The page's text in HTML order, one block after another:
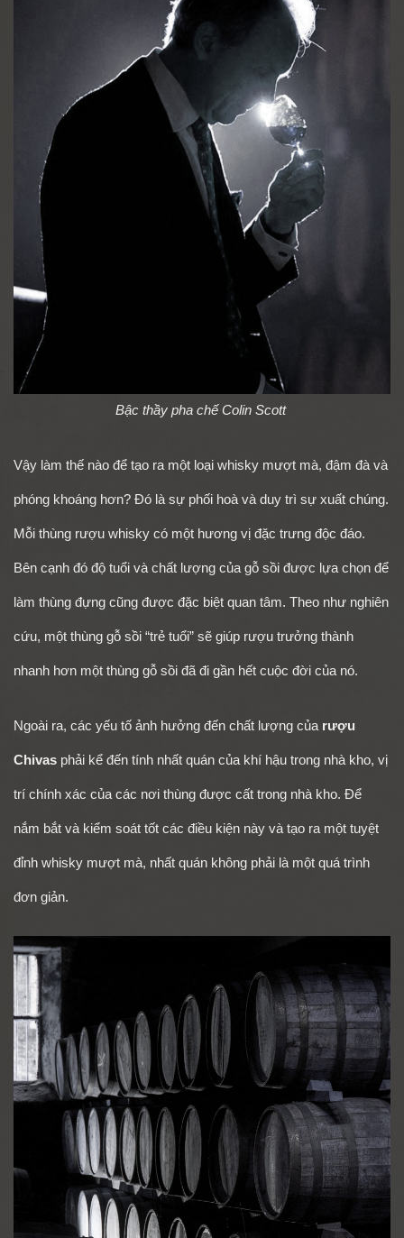
Bậc thầy pha chế Colin Scott
Vậy làm thế nào để tạo ra một loại whisky mượt mà, đậm đà và
phóng khoáng hơn? Đó là sự phối hoà và duy trì sự xuất chúng.
Mỗi thùng rượu whisky có một hương vị đặc trưng độc đáo.
Bên cạnh đó độ tuổi và chất lượng của gỗ sồi được lựa chọn để
làm thùng đựng cũng được đặc biệt quan tâm. Theo như nghiên
cứu, một thùng gỗ sồi “trẻ tuổi” sẽ giúp rượu trưởng thành
nhanh hơn một thùng gỗ sồi đã đi gần hết cuộc đời của nó.
Ngoài ra, các yếu tố ảnh hưởng đến chất lượng của rượu
Chivas phải kể đến tính nhất quán của khí hậu trong nhà kho, vị
trí chính xác của các nơi thùng được cất trong nhà kho. Để
nắm bắt và kiểm soát tốt các điều kiện này và tạo ra một tuyệt
đỉnh whisky mượt mà, nhất quán không phải là một quá trình
đơn giản.